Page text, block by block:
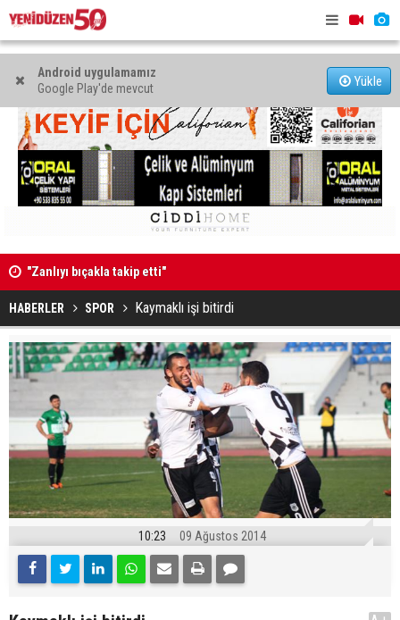
Android uygulamamız
Google Play'de mevcut
Yükle
Kıbrıs Türk Üniversite Öğrencileri Kongresi için kayıtlar
sürüyor
HABERLER SPOR Kaymaklı işi bitirdi
10:23 09 Ağustos 2014